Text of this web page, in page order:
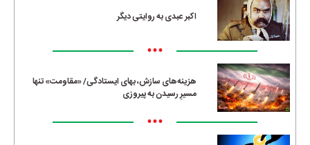
اکبر عبدی به روایتی دیگر
•••
هزینه‌های سازش، بهای ایستادگی/ «مقاومت» تنها
مسیرِ رسیدن به پیروزی
•••